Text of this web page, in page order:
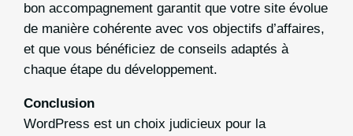
bon accompagnement garantit que votre site évolue
de manière cohérente avec vos objectifs d’affaires,
et que vous bénéficiez de conseils adaptés à
chaque étape du développement.
Conclusion
WordPress est un choix judicieux pour la